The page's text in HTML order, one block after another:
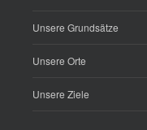
Unsere Grundsätze
Unsere Orte
Unsere Ziele